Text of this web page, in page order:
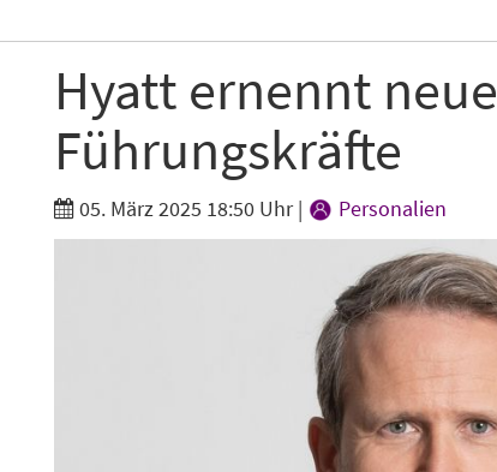
Hyatt ernennt neue
Führungskräfte
05. März 2025 18:50 Uhr| Personalien